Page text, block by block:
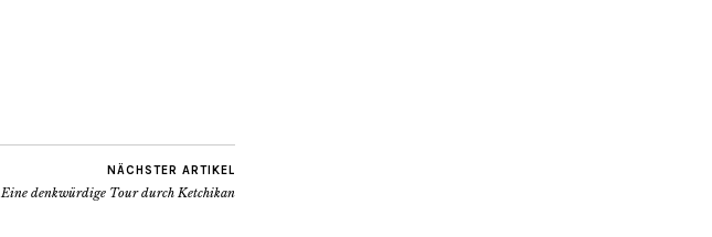
NÄCHSTER ARTIKEL
Eine denkwürdige Tour durch Ketchikan